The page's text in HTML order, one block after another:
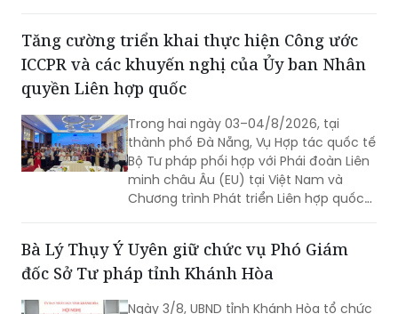
Tăng cường triển khai thực hiện Công ước
ICCPR và các khuyến nghị của Ủy ban Nhân
quyền Liên hợp quốc
Trong hai ngày 03–04/8/2026, tại
thành phố Đà Nẵng, Vụ Hợp tác quốc tế
Bộ Tư pháp phối hợp với Phái đoàn Liên
minh châu Âu (EU) tại Việt Nam và
Chương trình Phát triển Liên hợp quốc
ban Nhân quyền Liên hợp quốc đối với
Báo cáo định kỳ lần thứ tư của Việt
Bà Lý Thụy Ý Uyên giữ chức vụ Phó Giám
đốc Sở Tư pháp tỉnh Khánh Hòa
Ngày 3/8, UBND tỉnh Khánh Hòa tổ chức